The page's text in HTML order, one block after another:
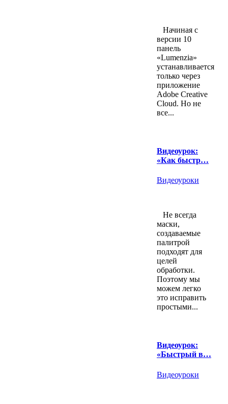
Начиная с
версии 10
панель
«Lumenzia»
устанавливается
только через
приложение
Adobe Creative
Cloud. Но не
все...
Видеоурок:
«Как быстр…
Видеоуроки
Не всегда
маски,
создаваемые
палитрой
подходят для
целей
обработки.
Поэтому мы
можем легко
это исправить
простыми...
Видеоурок:
«Быстрый в…
Видеоуроки